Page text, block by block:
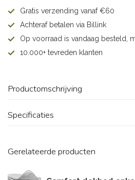
Gratis verzending vanaf €60
Achteraf betalen via Billink
Op voorraad is vandaag besteld,
10.000+ tevreden klanten
Productomschrijving
Specificaties
Gerelateerde producten